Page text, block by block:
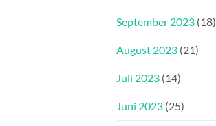
September 2023 (18)
August 2023 (21)
Juli 2023 (14)
Juni 2023 (25)